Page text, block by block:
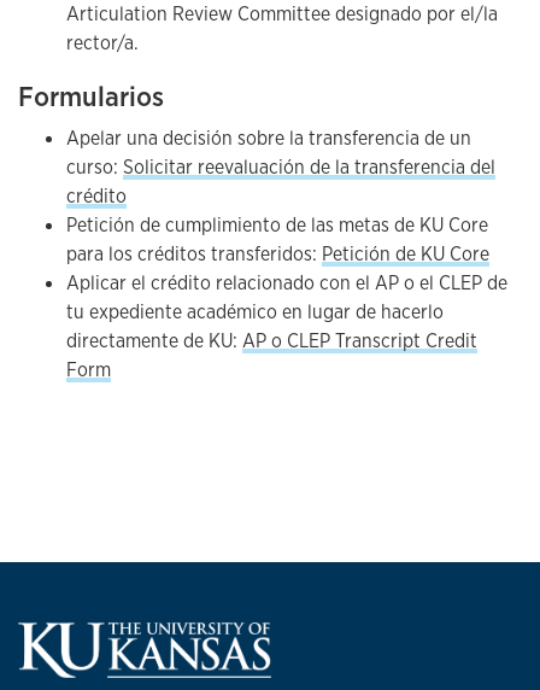
Articulation Review Committee designado por el/la
rector/a.
Formularios
Apelar una decisión sobre la transferencia de un
curso: Solicitar reevaluación de la transferencia del
crédito
Petición de cumplimiento de las metas de KU Core
para los créditos transferidos: Petición de KU Core
Aplicar el crédito relacionado con el AP o el CLEP de
tu expediente académico en lugar de hacerlo
directamente de KU: AP o CLEP Transcript Credit
Form